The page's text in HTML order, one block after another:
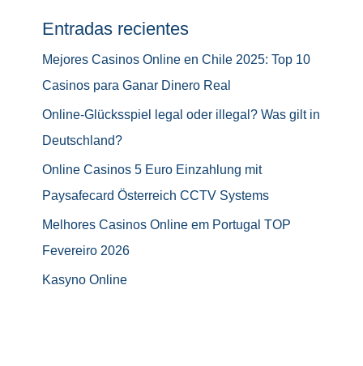
Entradas recientes
Mejores Casinos Online en Chile 2025: Top 10
Casinos para Ganar Dinero Real
Online-Glücksspiel legal oder illegal? Was gilt in
Deutschland?
Online Casinos 5 Euro Einzahlung mit
Paysafecard Österreich CCTV Systems
Melhores Casinos Online em Portugal TOP
Fevereiro 2026
Kasyno Online